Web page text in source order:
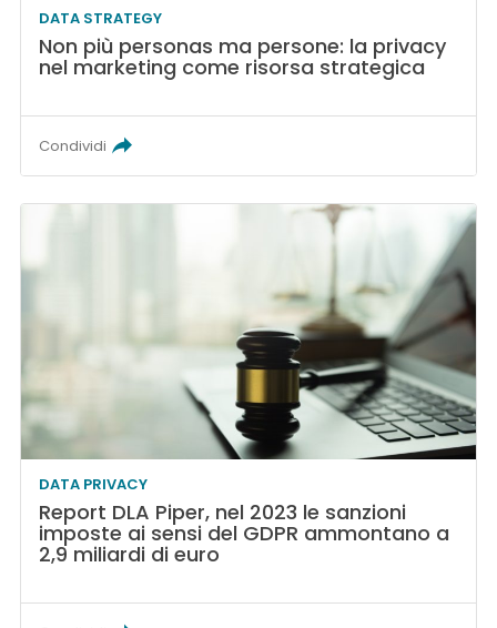
DATA STRATEGY
Non più personas ma persone: la privacy
nel marketing come risorsa strategica
Condividi
DATA PRIVACY
Report DLA Piper, nel 2023 le sanzioni
imposte ai sensi del GDPR ammontano a
2,9 miliardi di euro